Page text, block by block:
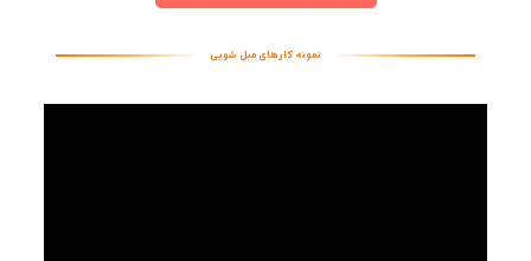
نمونه کارهای مبل شویی